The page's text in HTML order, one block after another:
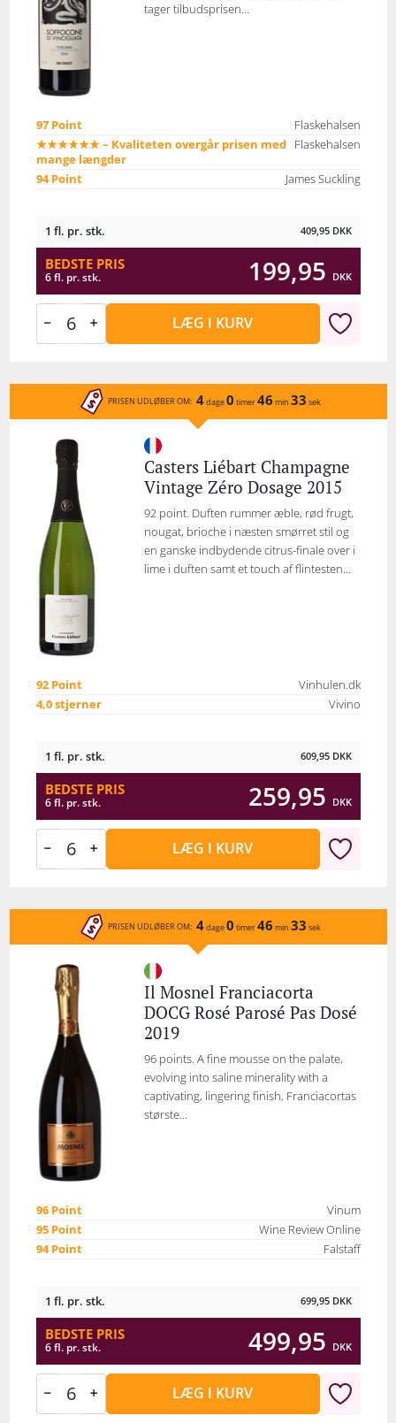
tager tilbudsprisen...
97 Point
Flaskehalsen
★★★★★★ – Kvaliteten overgår prisen med
mange længder
Flaskehalsen
94 Point James Suckling
1 fl. pr. stk. 409,95 DKK
BEDSTE PRIS
6 fl. pr. stk. 199,95 DKK
LÆG I KURV
PRISEN UDLØBER OM: 4dage0 timer46 min 33 sek
Casters Liébart Champagne
Vintage Zéro Dosage 2015
92 point. Duften rummer æble, rød frugt,
nougat, brioche i næsten smørret stil og
en ganske indbydende citrus-finale over i
lime i duften samt et touch af flintesten...
92 Point
Vinhulen.dk
4,0 stjerner
Vivino
1 fl. pr. stk. 609,95 DKK
BEDSTE PRIS
6 fl. pr. stk. 259,95 DKK
LÆG I KURV
PRISEN UDLØBER OM: 4dage0 timer46 min 33 sek
Il Mosnel Franciacorta
DOCG Rosé Parosé Pas Dosé
2019
96 points. A fine mousse on the palate,
evolving into saline minerality with a
captivating, lingering finish. Franciacortas
største...
96 Point
Vinum
95 Point
Wine Review Online
94 Point
Falstaff
1 fl. pr. stk. 699,95 DKK
BEDSTE PRIS
6 fl. pr. stk. 499,95 DKK
LÆG I KURV